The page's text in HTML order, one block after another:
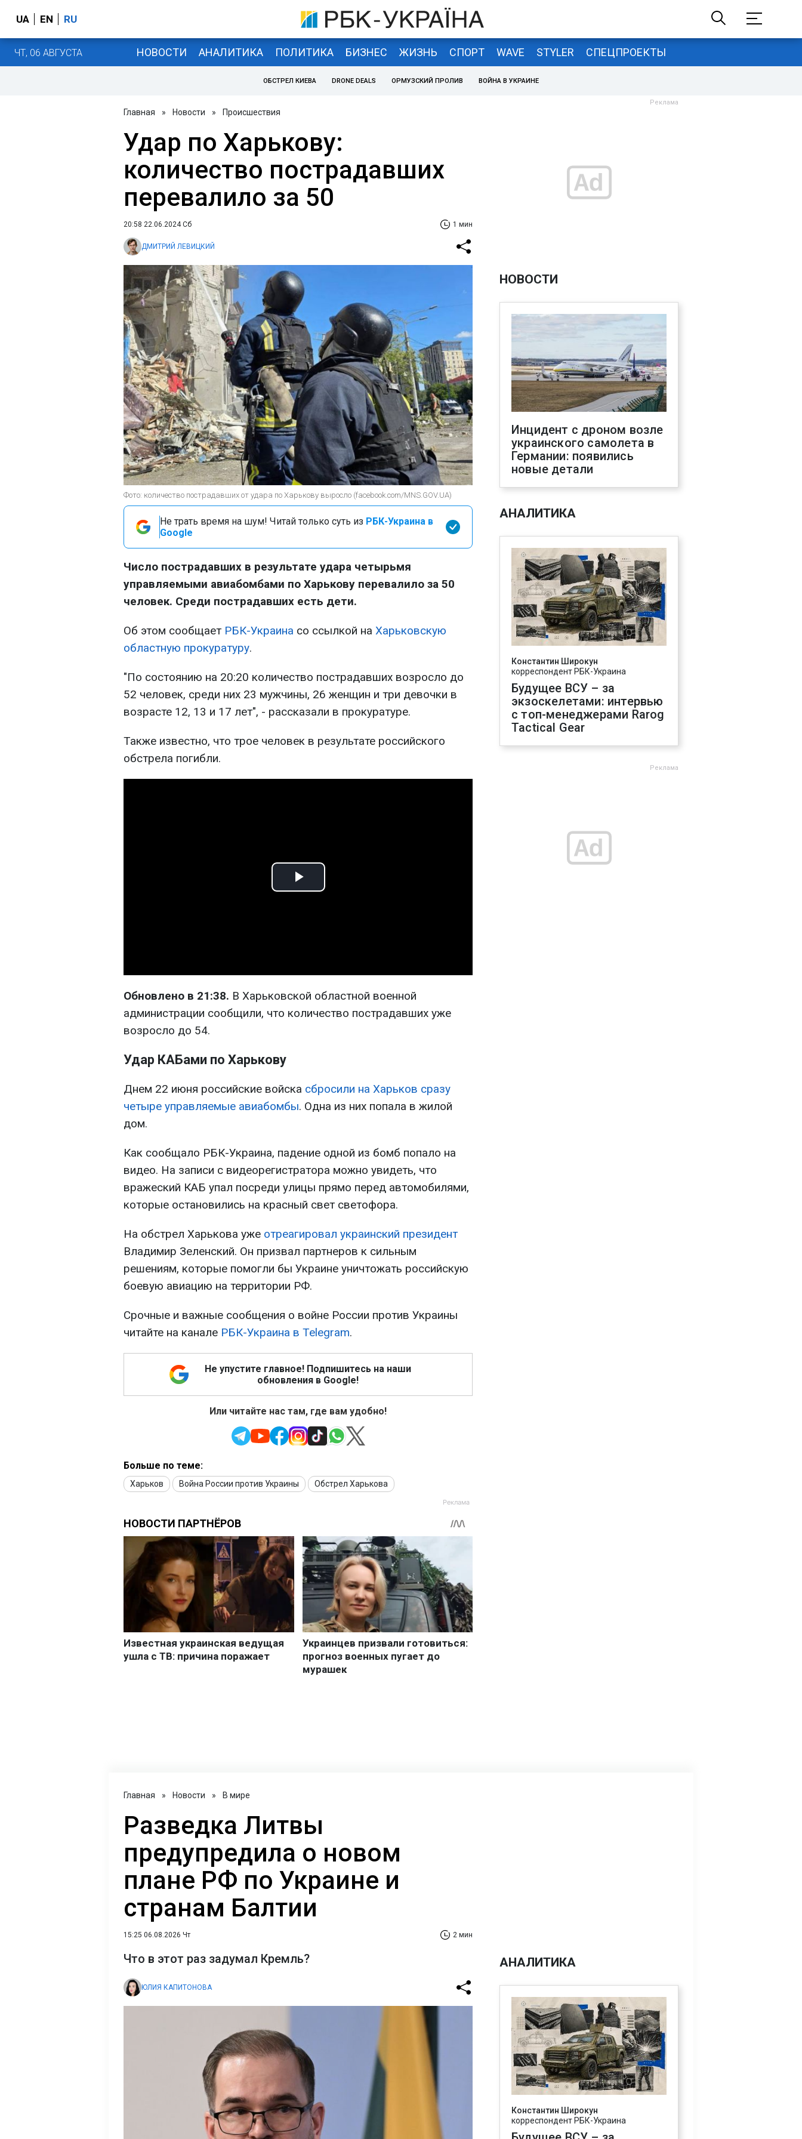
UA EN RU
ЧТ, 06 АВГУСТА НОВОСТИ АНАЛИТИКА ПОЛИТИКА БИЗНЕС ЖИЗНЬ СПОРТ WAVE STYLER СПЕЦПРОЕКТЫ
ОБСТРЕЛ КИЕВА DRONE DEALS ОРМУЗСКИЙ ПРОЛИВ ВОЙНА В УКРАИНЕ
Главная » Новости » Происшествия
Удар по Харькову:
количество пострадавших
перевалило за 50
20:58 22.06.2024 Сб 1 мин
ДМИТРИЙ ЛЕВИЦКИЙ
Фото: количество пострадавших от удара по Харькову выросло (facebook.com/MNS.GOV.UA)
Не трать время на шум! Читай только суть из РБК-Украина в
Google
Число пострадавших в результате удара четырьмя
управляемыми авиабомбами по Харькову перевалило за 50
человек. Среди пострадавших есть дети.
Об этом сообщает РБК-Украина со ссылкой на Харьковскую
областную прокуратуру.
"По состоянию на 20:20 количество пострадавших возросло до
52 человек, среди них 23 мужчины, 26 женщин и три девочки в
возрасте 12, 13 и 17 лет", - рассказали в прокуратуре.
Также известно, что трое человек в результате российского
обстрела погибли.
Play
Обновлено в 21:38. В Харьковской областной военной
администрации сообщили, что количество пострадавших уже
возросло до 54.
Удар КАБами по Харькову
Днем 22 июня российские войска сбросили на Харьков сразу
четыре управляемые авиабомбы. Одна из них попала в жилой
дом.
Как сообщало РБК-Украина, падение одной из бомб попало на
видео. На записи с видеорегистратора можно увидеть, что
вражеский КАБ упал посреди улицы прямо перед автомобилями,
которые остановились на красный свет светофора.
На обстрел Харькова уже отреагировал украинский президент
Владимир Зеленский. Он призвал партнеров к сильным
решениям, которые помогли бы Украине уничтожать российскую
боевую авиацию на территории РФ.
Срочные и важные сообщения о войне России против Украины
читайте на канале РБК-Украина в Telegram.
Не упустите главное! Подпишитесь на наши
обновления в Google!
Или читайте нас там, где вам удобно!
Больше по теме:
Харьков Война России против Украины Обстрел Харькова
НОВОСТИ
Инцидент с дроном возле
украинского самолета в
Германии: появились
новые детали
АНАЛИТИКА
Константин Широкун
корреспондент РБК-Украина
Будущее ВСУ – за
экзоскелетами: интервью
с топ-менеджерами Rarog
Tactical Gear
Главная » Новости » В мире
Разведка Литвы
предупредила о новом
плане РФ по Украине и
странам Балтии
15:25 06.08.2026 Чт 2 мин
Что в этот раз задумал Кремль?
ЮЛИЯ КАПИТОНОВА
АНАЛИТИКА
Константин Широкун
корреспондент РБК-Украина